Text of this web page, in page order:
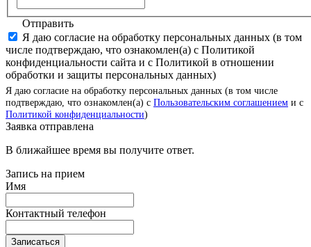
Отправить
Я даю согласие на обработку персональных данных (в том
числе подтверждаю, что ознакомлен(а) с Политикой
конфиденциальности сайта и с Политикой в отношении
обработки и защиты персональных данных)
Я даю согласие на обработку персональных данных (в том числе
подтверждаю, что ознакомлен(а) с Пользовательским соглашением и с
Политикой конфиденциальности)
Заявка отправлена
В ближайшее время вы получите ответ.
Запись на прием
Имя
Контактный телефон
Записаться